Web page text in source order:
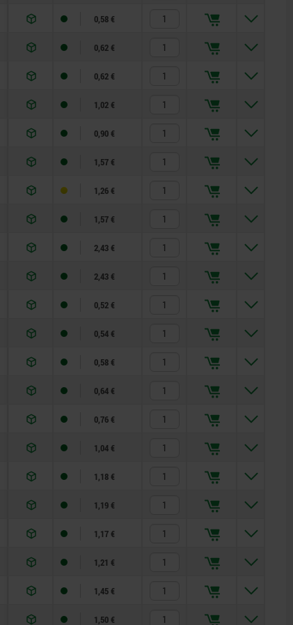
0,58 €
0,62 €
0,62 €
1,02 €
0,90 €
1,57 €
1,26 €
1,57 €
2,43 €
2,43 €
0,52 €
0,54 €
0,58 €
0,64 €
0,76 €
1,04 €
1,18 €
1,19 €
1,17 €
1,21 €
1,45 €
1,50 €